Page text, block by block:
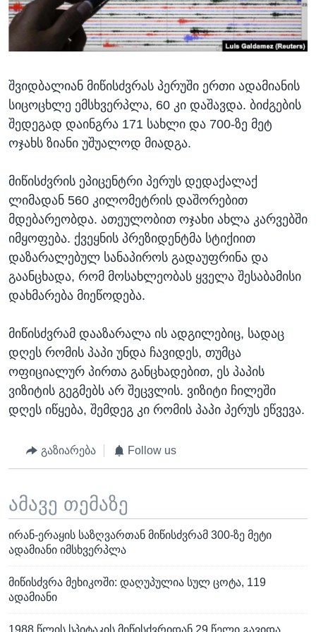
ᲡᲢᲣᲓᲘᲐ ᲕᲐᲨᲘᲜᲒᲢᲝᲜᲘ
ᲔᲙᲝᲜᲝᲛᲘᲙᲐ
ᲯᲐᲜᲛᲠᲗᲔᲚᲝᲑᲐ
ᲘᲜᲢᲔᲠᲕᲘᲣ
ᲙᲣᲚᲢᲣᲠᲐ
ᲒᲐᲚᲘᲚᲔᲝ
Learning English
ენები
შვიდბალიან მიწისძვრას პერუში ერთი ადამიანის
სიცოცხლე ემსხვერპლა, 60 კი დაშავდა. ბიძგების
შედეგად დაინგრა 171 სახლი და 700-ზე მეტ
ოჯახს ზიანი უშუალოდ მიადგა.
მიწისძვრის ეპიცენტრი პერუს დედაქალაქ
ლიმადან 560 კილომეტრის დაშორებით
მდებარეობდა. ათეულობით ოჯახი ახლა კარვებში
იმყოფება. ქვეყნის პრეზიდენტმა სტიქიით
დაზარალებულ სანაპიროს გადაუფრინა და
გაანცხადა, რომ მოსახლეობას ყველა შესაბამისი
დახმარება მიეწოდება.
მიწისძვრამ დააზარალა ის ადგილებიც, სადაც
დღეს რომის პაპი უნდა ჩავიდეს, თუმცა
ოფიციალურ პირთა განცხადებით, ეს პაპის
ვიზიტის გეგმებს არ შეცვლის. ვიზიტი ჩილეში
დღეს იწყება, შემდეგ კი რომის პაპი პერუს ეწვევა.
გაზიარება Follow us
ამავე თემაზე
ირან-ერაყის საზღვართან მიწისძვრამ 300-ზე მეტი
ადამიანი იმსხვერპლა
მიწისძვრა მეხიკოში: დაღუპულია სულ ცოტა, 119
ადამიანი